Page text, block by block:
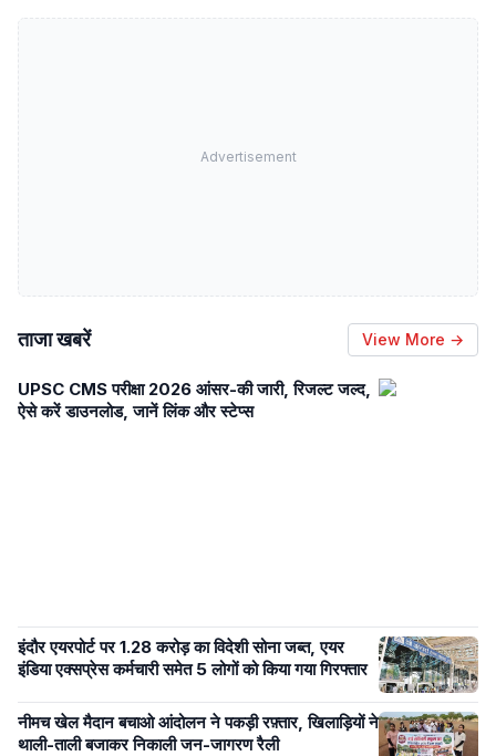
Advertisement
ताजा खबरें View More →
UPSC CMS परीक्षा 2026 आंसर-की जारी, रिजल्ट जल्द,
ऐसे करें डाउनलोड, जानें लिंक और स्टेप्स
इंदौर एयरपोर्ट पर 1.28 करोड़ का विदेशी सोना जब्त, एयर
इंडिया एक्सप्रेस कर्मचारी समेत 5 लोगों को किया गया गिरफ्तार
नीमच खेल मैदान बचाओ आंदोलन ने पकड़ी रफ़्तार, खिलाड़ियों ने
थाली-ताली बजाकर निकाली जन-जागरण रैली